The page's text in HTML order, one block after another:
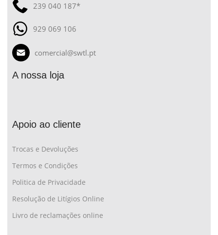
239 040 187*
929 069 106
comercial@swtl.pt
A nossa loja
Apoio ao cliente
Trocas e Devoluções
Termos e Condições
Politica de Privacidade
Resolução de Litígios Online
Livro de reclamações online